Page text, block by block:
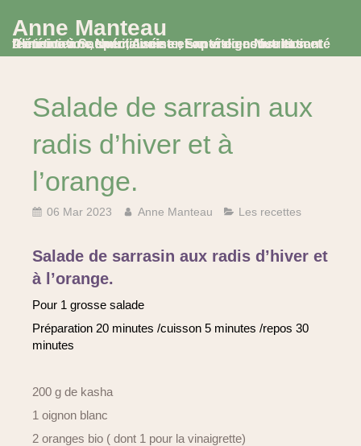
Anne Manteau
Diététicienne Nutritionniste, Experte en Nutrition et Alimentation, spécialisée en santé digestive et santé féminine à Saumur, Avoine et en visio consultation
Salade de sarrasin aux
radis d’hiver et à
l’orange.
06 Mar 2023 Anne Manteau Les recettes
Salade de sarrasin aux radis d’hiver et
à l’orange.
Pour 1 grosse salade
Préparation 20 minutes /cuisson 5 minutes /repos 30
minutes
200 g de kasha
1 oignon blanc
2 oranges bio ( dont 1 pour la vinaigrette)